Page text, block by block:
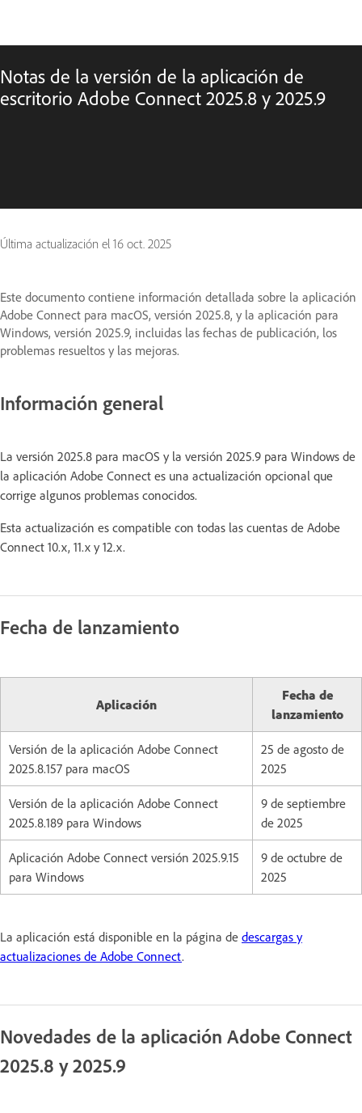
Notas de la versión de la aplicación de
escritorio Adobe Connect 2025.8 y 2025.9
Última actualización el 16 oct. 2025
Este documento contiene información detallada sobre la aplicación
Adobe Connect para macOS, versión 2025.8, y la aplicación para
Windows, versión 2025.9, incluidas las fechas de publicación, los
problemas resueltos y las mejoras.
Información general
La versión 2025.8 para macOS y la versión 2025.9 para Windows de
la aplicación Adobe Connect es una actualización opcional que
corrige algunos problemas conocidos.
Esta actualización es compatible con todas las cuentas de Adobe
Connect 10.x, 11.x y 12.x.
Fecha de lanzamiento
Aplicación
Fecha de
lanzamiento
Versión de la aplicación Adobe Connect
2025.8.157 para macOS
25 de agosto de
2025
Versión de la aplicación Adobe Connect
2025.8.189 para Windows
9 de septiembre
de 2025
Aplicación Adobe Connect versión 2025.9.15
para Windows
9 de octubre de
2025
La aplicación está disponible en la página de descargas y
actualizaciones de Adobe Connect.
Novedades de la aplicación Adobe Connect
2025.8 y 2025.9